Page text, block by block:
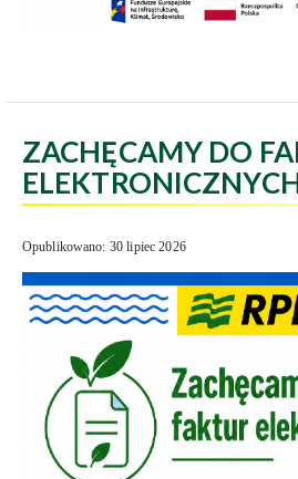
ZACHĘCAMY DO
Opublikowano: 30 lipiec 2026